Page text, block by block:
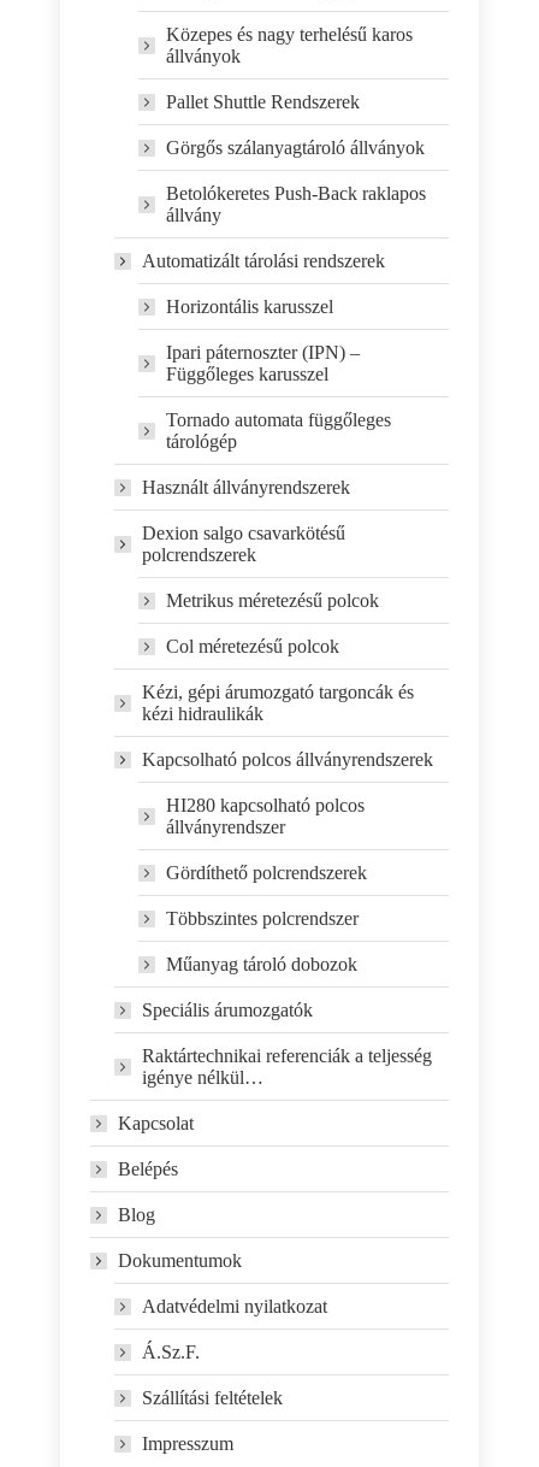
Közepes és nagy terhelésű karos
állványok
Pallet Shuttle Rendszerek
Görgős szálanyagtároló állványok
Betolókeretes Push-Back raklapos
állvány
Automatizált tárolási rendszerek
Horizontális karusszel
Ipari páternoszter (IPN) –
Függőleges karusszel
Tornado automata függőleges
tárológép
Használt állványrendszerek
Dexion salgo csavarkötésű
polcrendszerek
Metrikus méretezésű polcok
Col méretezésű polcok
Kézi, gépi árumozgató targoncák és
kézi hidraulikák
Kapcsolható polcos állványrendszerek
HI280 kapcsolható polcos
állványrendszer
Gördíthető polcrendszerek
Többszintes polcrendszer
Műanyag tároló dobozok
Speciális árumozgatók
Raktártechnikai referenciák a teljesség
igénye nélkül…
Kapcsolat
Belépés
Blog
Dokumentumok
Adatvédelmi nyilatkozat
Á.Sz.F.
Szállítási feltételek
Impresszum